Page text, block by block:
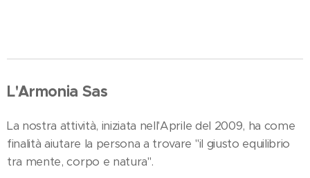
L'Armonia Sas
La nostra attività, iniziata nell'Aprile del 2009, ha come
finalità aiutare la persona a trovare "il giusto equilibrio
tra mente, corpo e natura".